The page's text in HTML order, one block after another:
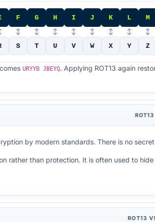
F G H I J K L
M
↕ ↕ ↕ ↕ ↕ ↕ ↕
↕
S T U V W X Y Z
URYYB JBEYQ. Applying ROT13 again
by modern standards. There is no
rather than protection. It is often used to
ROT13